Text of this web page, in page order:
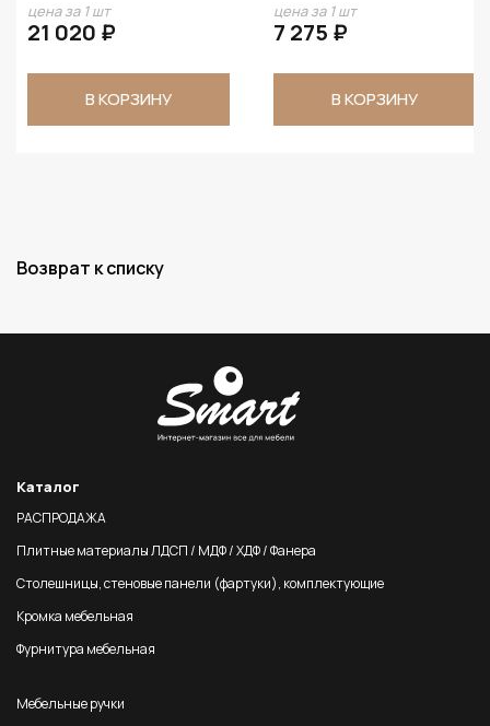
цена за 1 шт
21 020 ₽
В КОРЗИНУ
цена за 1 шт
7 275 ₽
В КОРЗИНУ
Возврат к списку
Каталог
РАСПРОДАЖА
Плитные материалы ЛДСП / МДФ / ХДФ / Фанера
Столешницы, стеновые панели (фартуки), комплектующие
Кромка мебельная
Фурнитура мебельная
Мебельные ручки